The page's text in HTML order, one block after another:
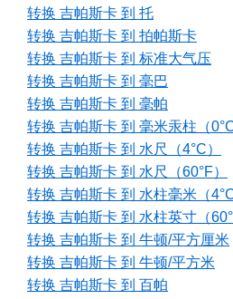
转换 吉帕斯卡 到 托
转换 吉帕斯卡 到 拍帕斯卡
转换 吉帕斯卡 到 标准大气压
转换 吉帕斯卡 到 毫巴
转换 吉帕斯卡 到 毫帕
转换 吉帕斯卡 到 毫米汞柱（0°C
转换 吉帕斯卡 到 水尺（4°C）
转换 吉帕斯卡 到 水尺（60°F）
转换 吉帕斯卡 到 水柱毫米（4°C
转换 吉帕斯卡 到 水柱英寸（
转换 吉帕斯卡 到 牛顿/平方厘米
转换 吉帕斯卡 到 牛顿/平方米
转换 吉帕斯卡 到 百帕